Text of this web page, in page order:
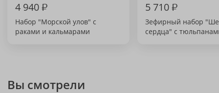
4 940₽
Набор "Морской улов" с
раками и кальмарами
5 710₽
Зефирный набор
сердца" с
Вы смотрели